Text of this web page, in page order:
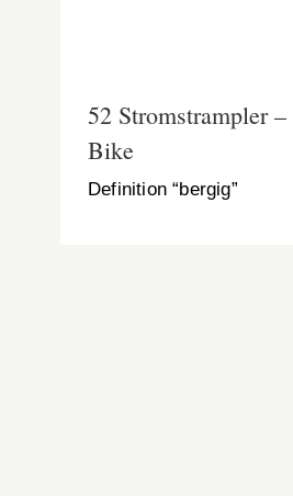
52 Stromstrampler
Bike
Definition “bergig”